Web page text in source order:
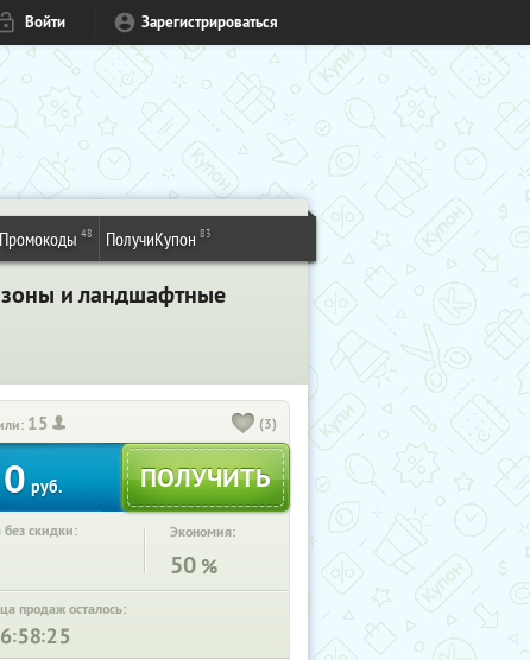
Войти Зарегистрироваться
Промокоды 48 ПолучиКупон 83
и ландшафтные
15 (3)
0 руб.
без скидки: Экономия:
50 %
продаж осталось:
: :